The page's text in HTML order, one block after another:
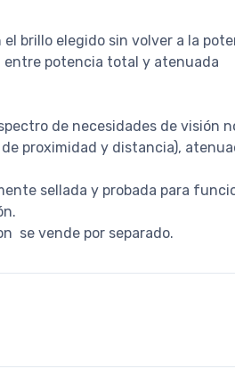
brillo elegido sin volver a la
entre potencia total y atenuada
de necesidades de visión
proximidad y distancia),
sellada y probada para
se vende por separado.